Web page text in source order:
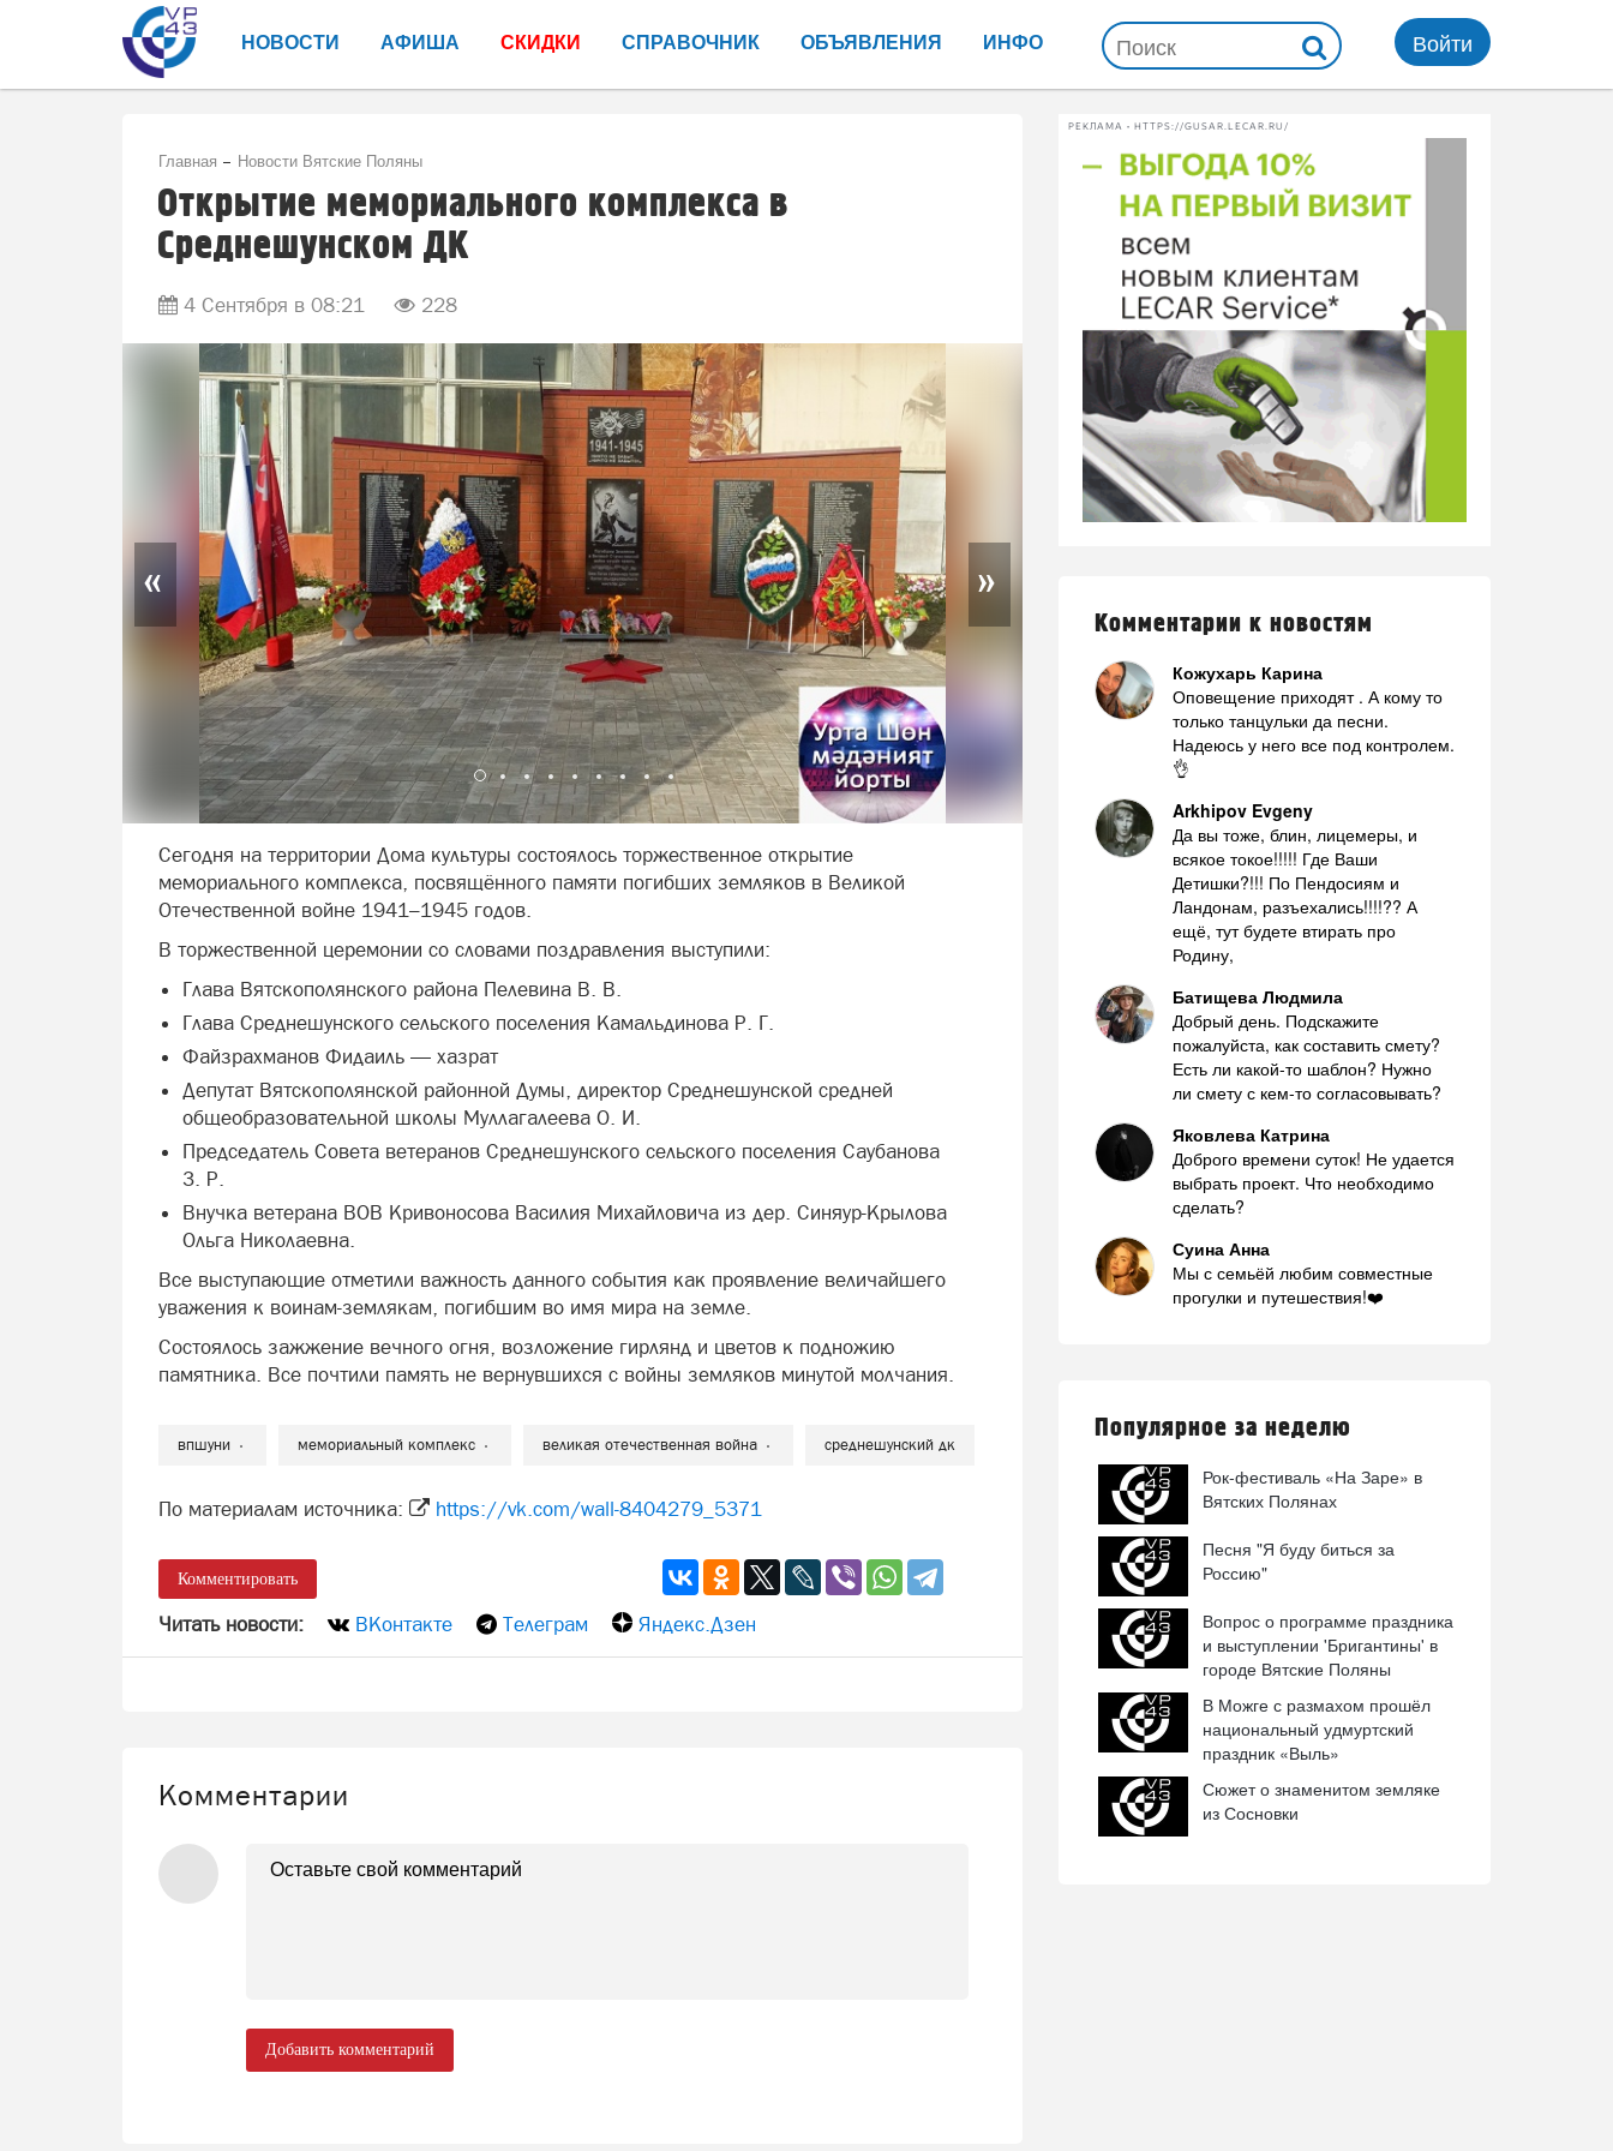
НОВОСТИ АФИША СКИДКИ СПРАВОЧНИК ОБЪЯВЛЕНИЯ ИНФО Войти
Главная Новости Вятские Поляны
Открытие мемориального комплекса в
Среднешунском ДК
4 Сентября в 08:21 228
« »
Сегодня на территории Дома культуры состоялось торжественное открытие
мемориального комплекса, посвящённого памяти погибших земляков в Великой
Отечественной войне 1941–1945 годов.
В торжественной церемонии со словами поздравления выступили:
Глава Вятскополянского района Пелевина В. В.
Глава Среднешунского сельского поселения Камальдинова Р. Г.
Файзрахманов Фидаиль — хазрат
Депутат Вятскополянской районной Думы, директор Среднешунской средней
общеобразовательной школы Муллагалеева О. И.
Председатель Совета ветеранов Среднешунского сельского поселения Саубанова
З. Р.
Внучка ветерана ВОВ Кривоносова Василия Михайловича из дер. Синяур-Крылова
Ольга Николаевна.
Все выступающие отметили важность данного события как проявление величайшего
уважения к воинам-землякам, погибшим во имя мира на земле.
Состоялось зажжение вечного огня, возложение гирлянд и цветов к подножию
памятника. Все почтили память не вернувшихся с войны земляков минутой молчания.
впшуни мемориальный комплекс великая отечественная война среднешунский дк
По материалам источника: https://vk.com/wall-8404279_5371
Комментировать
Читать новости: ВКонтакте Телеграм Яндекс.Дзен
Комментарии
Добавить комментарий
РЕКЛАМА • HTTPS://GUSAR.LECAR.RU/
Комментарии к новостям
Кожухарь Карина
Оповещение приходят . А кому то
только танцульки да песни.
Надеюсь у него все под контролем.
👌
Arkhipov Evgeny
Да вы тоже, блин, лицемеры, и
всякое токое!!!!! Где Ваши
Детишки?!!! По Пендосиям и
Ландонам, разъехались!!!!?? А
ещё, тут будете втирать про
Родину,
Батищева Людмила
Добрый день. Подскажите
пожалуйста, как составить смету?
Есть ли какой-то шаблон? Нужно
ли смету с кем-то согласовывать?
Яковлева Катрина
Доброго времени суток! Не удается
выбрать проект. Что необходимо
сделать?
Суина Анна
Мы с семьёй любим совместные
прогулки и путешествия!❤️
Популярное за неделю
Рок-фестиваль «На Заре» в
Вятских Полянах
Песня "Я буду биться за
Россию"
Вопрос о программе праздника
и выступлении 'Бригантины' в
городе Вятские Поляны
В Можге с размахом прошёл
национальный удмуртский
праздник «Выль»
Сюжет о знаменитом земляке
из Сосновки